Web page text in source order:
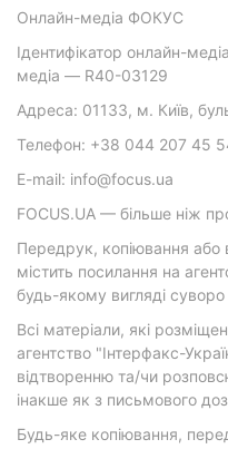
Онлайн-медіа ФОКУС
Ідентифікатор онлайн-
медіа — R40-03129
Адреса: 01133, м. Київ,
Телефон: +38 044 207 45
E-mail: info@focus.ua
FOCUS.UA — більше ніж
Передрук, копіювання або
містить посилання на
будь-якому вигляді суворо
Всі матеріали, які
агентство "Інтерфакс-
відтворенню та/чи
інакше як з письмового
Будь-яке копіювання,